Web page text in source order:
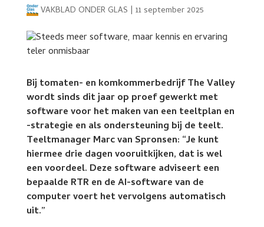
VAKBLAD ONDER GLAS | 11 september 2025
Bij tomaten- en komkommerbedrijf The Valley
wordt sinds dit jaar op proef gewerkt met
software voor het maken van een teeltplan en
-strategie en als ondersteuning bij de teelt.
Teeltmanager Marc van Spronsen: “Je kunt
hiermee drie dagen vooruitkijken, dat is wel
een voordeel. Deze software adviseert een
bepaalde RTR en de AI-software van de
computer voert het vervolgens automatisch
uit.”